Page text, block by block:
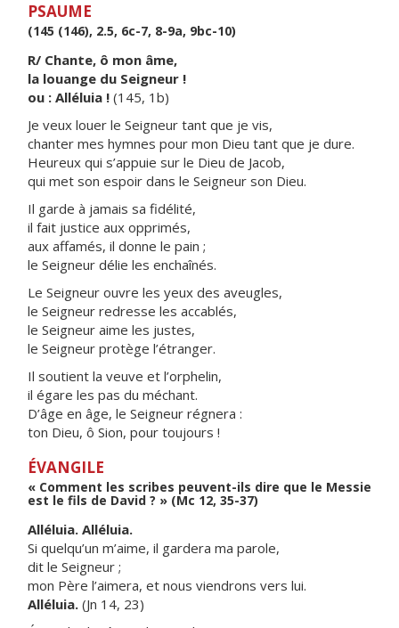
PSAUME
(145 (146), 2.5, 6c-7, 8-9a, 9bc-10)
R/ Chante, ô mon âme,
la louange du Seigneur !
ou : Alléluia ! (145, 1b)
Je veux louer le Seigneur tant que je vis,
chanter mes hymnes pour mon Dieu tant que je dure.
Heureux qui s’appuie sur le Dieu de Jacob,
qui met son espoir dans le Seigneur son Dieu.
Il garde à jamais sa fidélité,
il fait justice aux opprimés,
aux affamés, il donne le pain ;
le Seigneur délie les enchaînés.
Le Seigneur ouvre les yeux des aveugles,
le Seigneur redresse les accablés,
le Seigneur aime les justes,
le Seigneur protège l’étranger.
Il soutient la veuve et l’orphelin,
il égare les pas du méchant.
D’âge en âge, le Seigneur régnera :
ton Dieu, ô Sion, pour toujours !
ÉVANGILE
« Comment les scribes peuvent-ils dire que le Messie
est le fils de David ? » (Mc 12, 35-37)
Alléluia. Alléluia.
Si quelqu’un m’aime, il gardera ma parole,
dit le Seigneur ;
mon Père l’aimera, et nous viendrons vers lui.
Alléluia. (Jn 14, 23)